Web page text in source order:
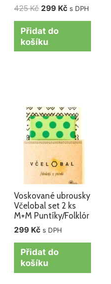
425Kč 299 Kč s DPH
Přidat do
košíku
Voskované ubrousky
Včelobal set 2 ks
M+M Puntíky/Folklór
299 Kč s DPH
Přidat do
košíku